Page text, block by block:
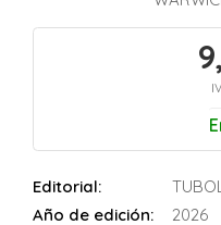
Editorial:
Año de edición:
2026